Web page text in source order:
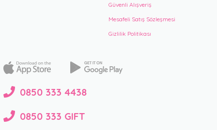
Güvenli Alışveriş
Mesafeli Satış Sözleşmesi
Gizlilik Politikası
0850 333 4438
0850 333 GIFT